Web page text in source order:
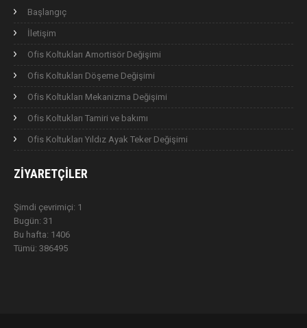
Başlangıç
İletişim
Ofis Koltukları Amortisör Değişimi
Ofis Koltukları Döşeme Değişimi
Ofis Koltukları Mekanizma Değişimi
Ofis Koltukları Tamiri ve bakımı
Ofis Koltukları Yıldız Ayak Teker Değişimi
ZIYARETÇILER
Şimdi çevrimiçi: 1
Bugün: 31
Bu hafta: 1406
Tümü: 386495